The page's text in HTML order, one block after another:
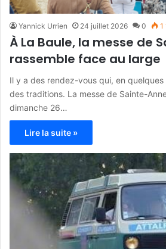
Yannick Urrien 24 juillet 2026 0 1
À La Baule, la messe de
rassemble face au large
Il y a des rendez-vous qui, en
des traditions. La messe de Sainte-
dimanche 26…
Lire la suite »